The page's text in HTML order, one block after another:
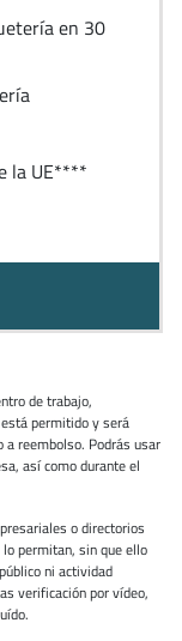
en 30
la UE****
de trabajo,
permitido y será
reembolso. Podrás usar
así como durante el
o directorios
permitan, sin que ello
ni actividad
verificación por vídeo,